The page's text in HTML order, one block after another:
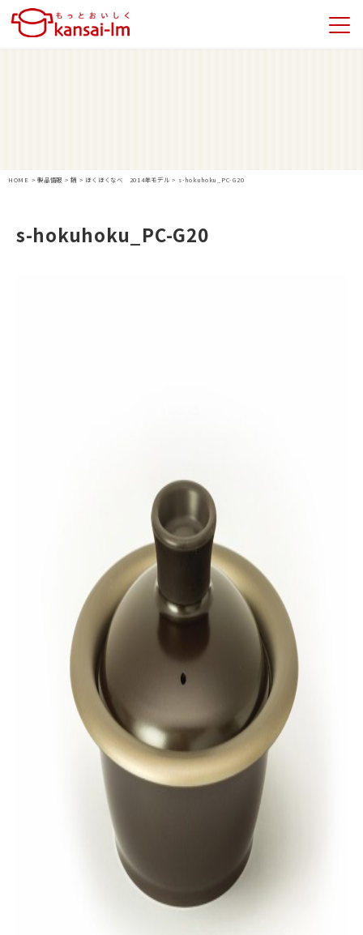
HOME >製品情報 >鍋 > ほくほくなべ 2014年モデル > s-hokuhoku_PC-G20
s-hokuhoku_PC-G20